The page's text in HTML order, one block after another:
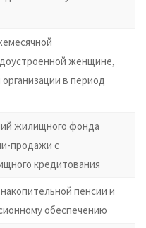
женщине,
в период
жилищного фонда
продажи с
кредитования
пенсии и
обеспечению